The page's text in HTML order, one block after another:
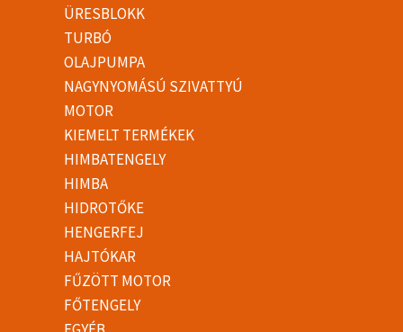
ÜRESBLOKK
TURBÓ
OLAJPUMPA
NAGYNYOMÁSÚ SZIVATTYÚ
MOTOR
KIEMELT TERMÉKEK
HIMBATENGELY
HIMBA
HIDROTŐKE
HENGERFEJ
HAJTÓKAR
FŰZÖTT MOTOR
FŐTENGELY